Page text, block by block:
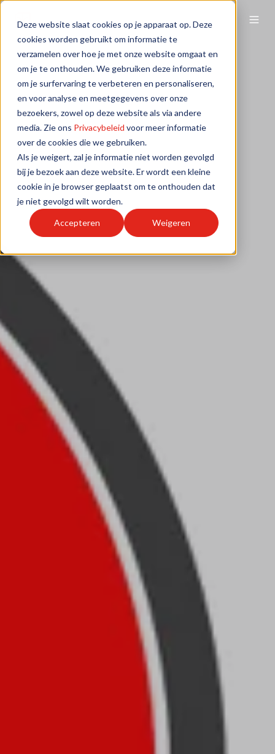
Deze website slaat cookies op je apparaat op. Deze
cookies worden gebruikt om informatie te
verzamelen over hoe je met onze website omgaat en
om je te onthouden. We gebruiken deze informatie
om je surfervaring te verbeteren en personaliseren,
en voor analyse en meetgegevens over onze
bezoekers, zowel op deze website als via andere
media. Zie ons Privacybeleid voor meer informatie
over de cookies die we gebruiken.
Als je weigert, zal je informatie niet worden gevolgd
bij je bezoek aan deze website. Er wordt een kleine
cookie in je browser geplaatst om te onthouden dat
je niet gevolgd wilt worden.
Accepteren Weigeren